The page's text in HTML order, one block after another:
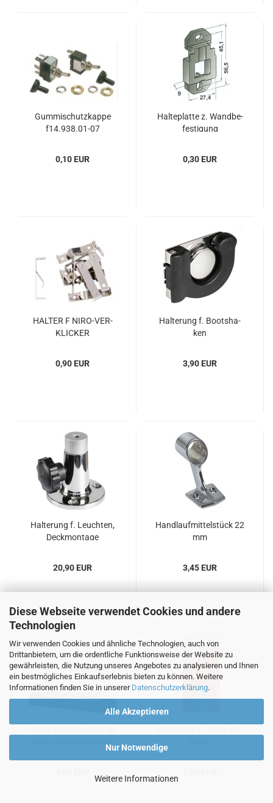
Diese Webseite verwendet Cookies und andere
Technologien
Wir verwenden Cookies und ähnliche Technologien, auch von
Drittanbietern, um die ordentliche Funktionsweise der Website zu
gewährleisten, die Nutzung unseres Angebotes zu analysieren und Ihnen
ein bestmögliches Einkaufserlebnis bieten zu können. Weitere
Informationen finden Sie in unserer Datenschutzerklärung.
Alle Akzeptieren
Nur Notwendige
Weitere Informationen
Gum­mi­schutz­kap­pe
f14.938.01-07
0,10 EUR
Hal­te­plat­te z. Wand­be­
fes­ti­gung
0,30 EUR
HAL­TER F NIRO-​VER­
KLI­CKER
0,90 EUR
Hal­te­rung f. Boots­ha­
ken
3,90 EUR
Hal­te­rung f. Leuch­ten,
Deck­mon­ta­ge
20,90 EUR
Hand­lauf­mit­tel­stück 22
mm
3,45 EUR